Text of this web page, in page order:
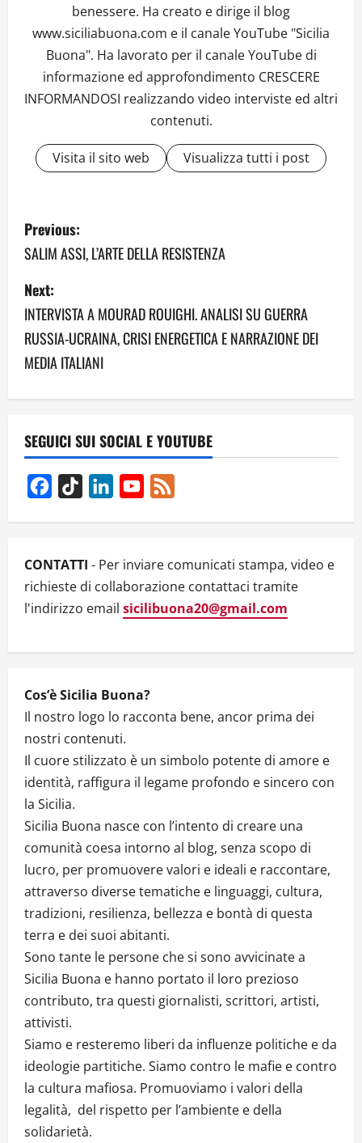
benessere. Ha creato e dirige il blog
www.siciliabuona.com e il canale YouTube "Sicilia
Buona". Ha lavorato per il canale YouTube di
informazione ed approfondimento CRESCERE
INFORMANDOSI realizzando video interviste ed altri
contenuti.
Visita il sito web Visualizza tutti i post
P
o
s
t
n
a
i
g
a
t
i
n
Previous:
SALIM ASSI, L’ARTE DELLA RESISTENZA
Next:
INTERVISTA A MOURAD ROUIGHI. ANALISI SU GUERRA
RUSSIA-UCRAINA, CRISI ENERGETICA E NARRAZIONE DEI
MEDIA ITALIANI
SEGUICI SUI SOCIAL E YOUTUBE
Facebook
TikTok LinkedInYouTube
CONTATTI - Per inviare comunicati stampa, video e
richieste di collaborazione contattaci tramite
l'indirizzo email sicilibuona20@gmail.com
Cos’è Sicilia Buona?
Il nostro logo lo racconta bene, ancor prima dei
nostri contenuti.
Il cuore stilizzato è un simbolo potente di amore e
identità, raffigura il legame profondo e sincero con
la Sicilia.
Sicilia Buona nasce con l’intento di creare una
comunità coesa intorno al blog, senza scopo di
lucro, per promuovere valori e ideali e raccontare,
attraverso diverse tematiche e linguaggi, cultura,
tradizioni, resilienza, bellezza e bontà di questa
terra e dei suoi abitanti.
Sono tante le persone che si sono avvicinate a
Sicilia Buona e hanno portato il loro prezioso
contributo, tra questi giornalisti, scrittori, artisti,
attivisti.
Siamo e resteremo liberi da influenze politiche e da
ideologie partitiche. Siamo contro le mafie e contro
la cultura mafiosa. Promuoviamo i valori della
legalità, del rispetto per l’ambiente e della
solidarietà.